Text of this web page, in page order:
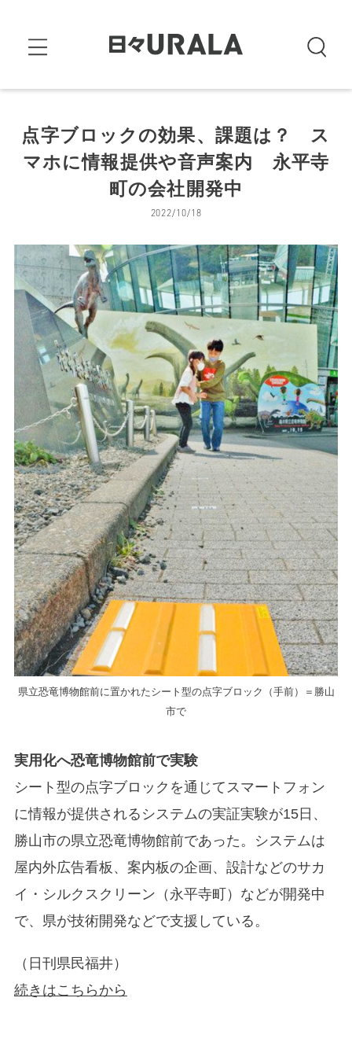
点字ブロックの効果、課題は？ ス
マホに情報提供や音声案内 永平寺
町の会社開発中
2022/10/18
県立恐竜博物館前に置かれたシート型の点字ブロック（手前）＝勝山
市で
実用化へ恐竜博物館前で実験
シート型の点字ブロックを通じてスマートフォン
に情報が提供されるシステムの実証実験が15日、
勝山市の県立恐竜博物館前であった。システムは
屋内外広告看板、案内板の企画、設計などのサカ
イ・シルクスクリーン（永平寺町）などが開発中
で、県が技術開発などで支援している。
（日刊県民福井）
続きはこちらから